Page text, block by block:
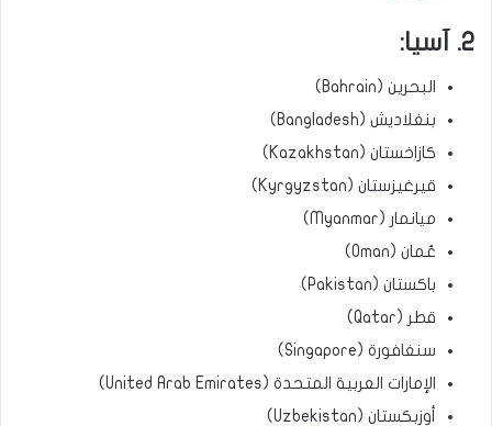
2. آسيا:
البحرين (Bahrain)
بنغلاديش (Bangladesh)
كازاخستان (Kazakhstan)
قيرغيزستان (Kyrgyzstan)
ميانمار (Myanmar)
عُمان (Oman)
باكستان (Pakistan)
قطر (Qatar)
سنغافورة (Singapore)
الإمارات العربية المتحدة (United Arab Emirates)
أوزبكستان (Uzbekistan)